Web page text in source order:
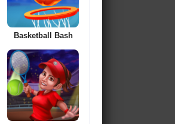
Basketball Bash